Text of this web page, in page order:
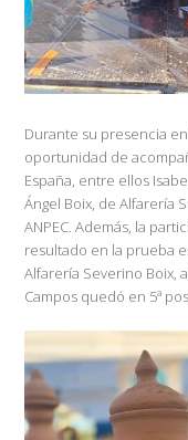
Durante su presencia
oportunidad de
España, entre ellos
Ángel Boix, de Alfarería
ANPEC. Además, la
resultado en la prueba
Alfarería Severino Boix,
Campos quedó en 5ª